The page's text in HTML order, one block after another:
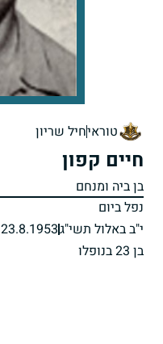
טוראיחיל שריון
חיים קפון
בן ביה ומנחם
נפל ביום
י"ב באלול תשי"ג23.8.1953
בן 23 בנופלו